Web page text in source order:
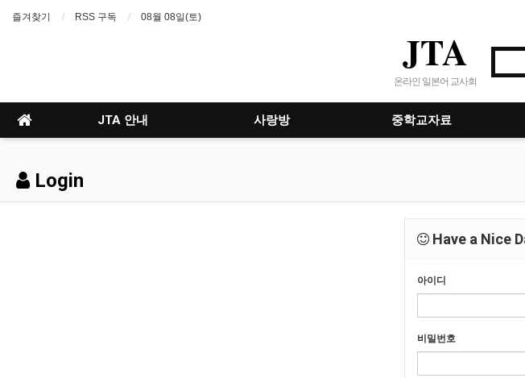
즐겨찾기 RSS 구독 08월 08일(토)
JTA
온라인 일본어 교사회
JTA 안내 사랑방 중학교자료
Login
Have a Nice
아이디
비밀번호